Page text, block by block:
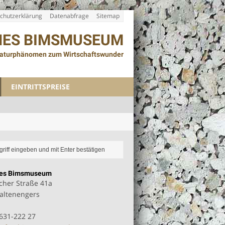
Datenabfrage Sitemap
BIMSMUSEUM
zum Wirtschaftswunder
EINTRITTSPREISE
Bimsmuseum
Straße 41a
222 27